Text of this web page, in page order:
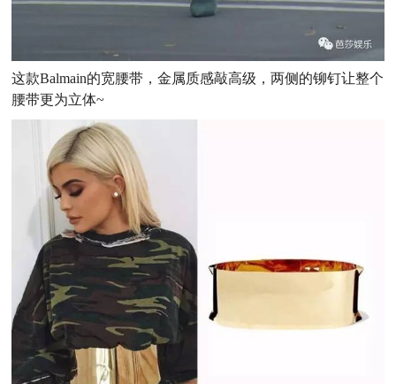
这款Balmain的宽腰带，金属质感敲高级，两侧的铆钉让整个
腰带更为立体~